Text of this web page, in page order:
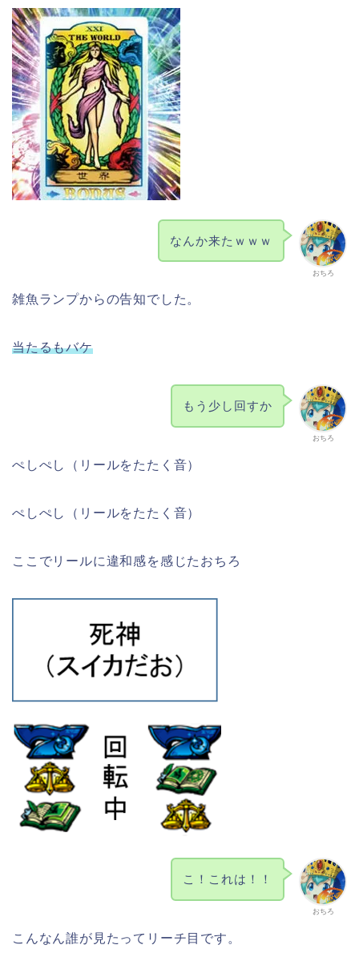
おちろ
なんか来たｗｗｗ
雑魚ランプからの告知でした。
当たるもバケ
おちろ
もう少し回すか
ぺしぺし（リールをたたく音）
ぺしぺし（リールをたたく音）
ここでリールに違和感を感じたおちろ
おちろ
こ！これは！！
こんなん誰が見たってリーチ目です。